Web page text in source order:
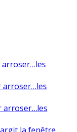
arroser…les
arroser…les
arroser…les